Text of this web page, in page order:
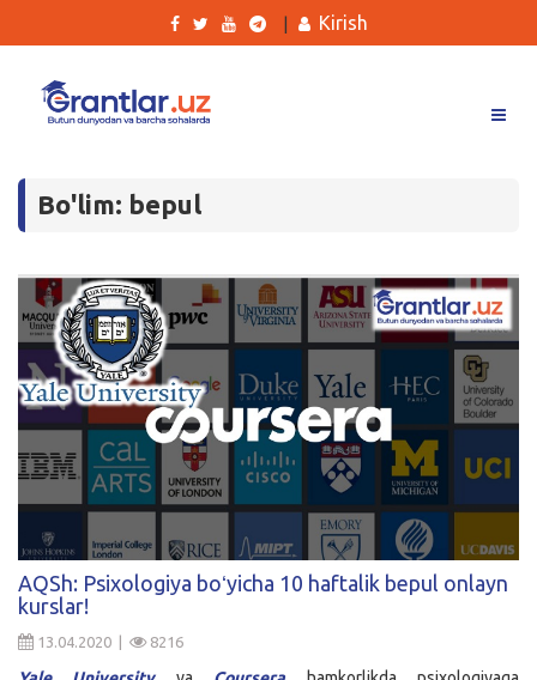
Tanlovlar
Kurslar
Blog
Yana
Qidirish
Kirish
Kirish
Bo'lim: bepul
AQSh: Psixologiya boʻyicha 10 haftalik bepul onlayn
kurslar!
13.04.2020 | 8216